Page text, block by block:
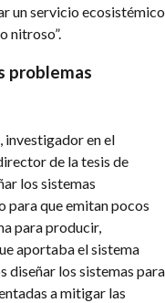
un servicio ecosistémico
nitroso”.
problemas
investigador en el
de la tesis de
los sistemas
para que emitan pocos
para producir,
aportaba el sistema
diseñar los sistemas para
a mitigar las